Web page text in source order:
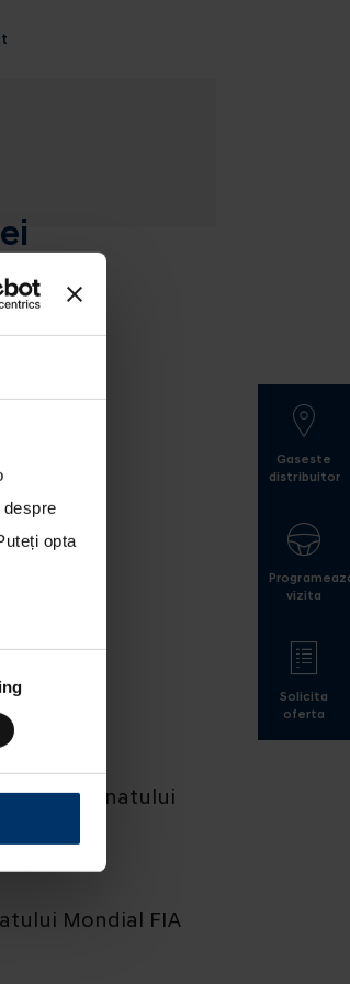
opta
a Campionatului
Mondial FIA
Gaseste
distribuitor
vizita
Solicita
oferta